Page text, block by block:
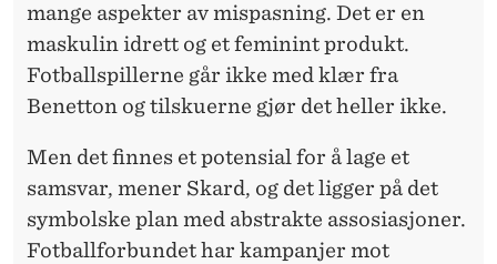
mange aspekter av mispasning. Det er en
maskulin idrett og et feminint produkt.
Fotballspillerne går ikke med klær fra
Benetton og tilskuerne gjør det heller ikke.
Men det finnes et potensial for å lage et
samsvar, mener Skard, og det ligger på det
symbolske plan med abstrakte assosiasjoner.
Fotballforbundet har kampanjer mot